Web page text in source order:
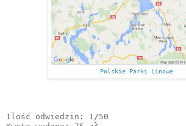
Polskie Parki Linowe
Ilość odwiedzin: 1/50